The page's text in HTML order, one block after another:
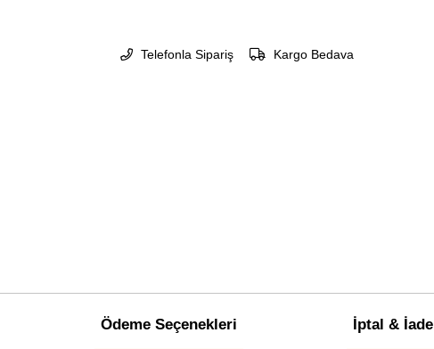
Telefonla Sipariş Kargo Bedava
Ödeme Seçenekleri İptal & İade